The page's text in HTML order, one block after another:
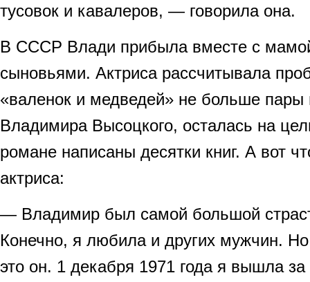
тусовок и кавалеров, — говорила она.
В СССР Влади прибыла вместе с
сыновьями. Актриса рассчитывала
«валенок и медведей» не больше пары
Владимира Высоцкого, осталась на
романе написаны десятки книг. А вот
актриса:
— Владимир был самой большой
Конечно, я любила и других мужчин.
это он. 1 декабря 1971 года я вышла